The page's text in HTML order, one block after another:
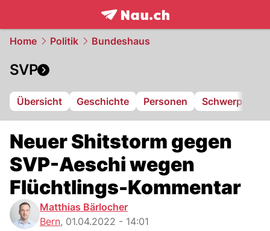
frontpage.NAU.ch
Home Politik Bundeshaus
SVP
Übersicht Geschichte Personen Schwerpunkte
Neuer Shitstorm gegen
SVP-Aeschi wegen
Flüchtlings-Kommentar
Matthias Bärlocher
Bern, 01.04.2022 - 14:01